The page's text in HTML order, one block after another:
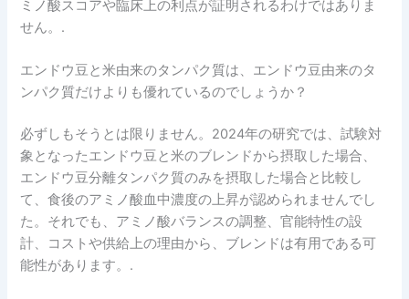
ミノ酸スコアや臨床上の利点が証明されるわけではありま
せん。.
エンドウ豆と米由来のタンパク質は、エンドウ豆由来のタ
ンパク質だけよりも優れているのでしょうか？
必ずしもそうとは限りません。2024年の研究では、試験対
象となったエンドウ豆と米のブレンドから摂取した場合、
エンドウ豆分離タンパク質のみを摂取した場合と比較し
て、食後のアミノ酸血中濃度の上昇が認められませんでし
た。それでも、アミノ酸バランスの調整、官能特性の設
計、コストや供給上の理由から、ブレンドは有用である可
能性があります。.